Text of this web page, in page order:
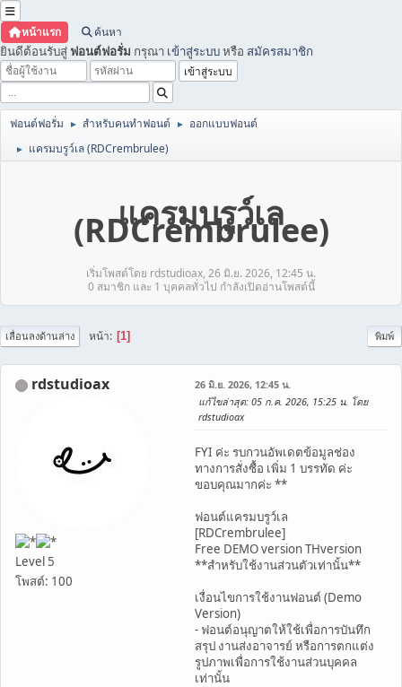
หน้าแรก ค้นหา
ยินดีต้อนรับสู่ ฟอนต์ฟอรั่ม กรุณา เข้าสู่ระบบหรือ สมัครสมาชิก
ฟอนต์ฟอรั่ม ► สำหรับคนทำฟอนต์ ► ออกแบบฟอนต์
► แครมบรูว์เล (RDCrembrulee)
แครมบรูว์เล
(RDCrembrulee)
เริ่มโพสต์โดย rdstudioax, 26 มิ.ย. 2026, 12:45 น.
0 สมาชิก และ 1 บุคคลทั่วไป กำลังเปิดอ่านโพสต์นี้
พิมพ์
เลื่อนลงด้านล่าง หน้า 1
rdstudioax
Level 5
โพสต์: 100
26 มิ.ย. 2026, 12:45 น.
แก้ไขล่าสุด: 05 ก.ค. 2026, 15:25 น. โดย
rdstudioax
FYI ค่ะ รบกวนอัพเดตข้อมูลช่อง
ทางการสั่งซื้อ เพิ่ม 1 บรรทัด ค่ะ
ขอบคุณมากค่ะ **
ฟอนต์แครมบรูว์เล
[RDCrembrulee]
Free DEMO version THversion
**สำหรับใช้งานส่วนตัวเท่านั้น**
เงื่อนไขการใช้งานฟอนต์ (Demo
Version)
- ฟอนต์อนุญาตให้ใช้เพื่อการบันทึก
สรุป งานส่งอาจารย์ หรือการตกแต่ง
รูปภาพเพื่อการใช้งานส่วนบุคคล
เท่านั้น